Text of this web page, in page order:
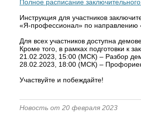
Полное расписание
Инструкция для участников
«Я-профессионал» по направлению
Для всех участников доступна
Кроме того, в рамках подготовки к
21.02.2023, 15:00 (МСК) – Разбор
28.02.2023, 18:00 (МСК) –
Участвуйте и побеждайте!
Новость от 20 февраля 2023